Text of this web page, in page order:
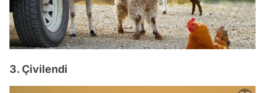
3. Çivilendi